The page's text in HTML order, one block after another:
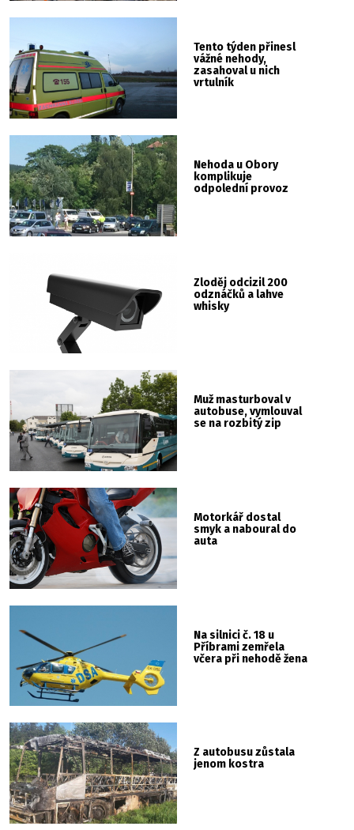
Tento týden přinesl
vážné nehody,
zasahoval u nich
vrtulník
Nehoda u Obory
komplikuje
odpolední provoz
Zloděj odcizil 200
odznáčků a lahve
whisky
Muž masturboval v
autobuse, vymlouval
se na rozbitý zip
Motorkář dostal
smyk a naboural do
auta
Na silnici č. 18 u
Příbrami zemřela
včera při nehodě žena
Z autobusu zůstala
jenom kostra